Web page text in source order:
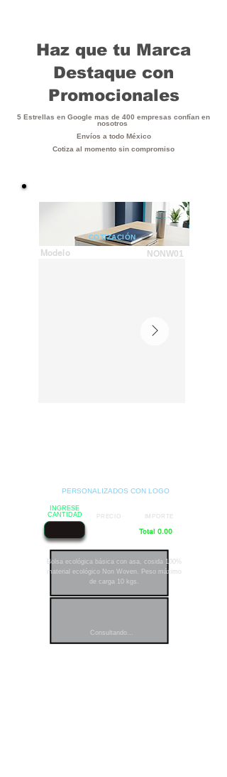
5 Estrellas en Google mas de 400 empresas confían en
nosotros
Envíos a todo México
Cotiza al momento sin compromiso
Haz que tu Marca
Destaque con
Promocionales
COTIZACIÓN
Modelo NONW01
PERSONALIZADOS CON LOGO
INGRESE
CANTIDAD
Total 0.00
IMPORTE
PRECIO
Bolsa ecológica básica con asa, cosida 100%
material ecológico Non Woven. Peso máximo
de carga 10 kgs.
Consultando...